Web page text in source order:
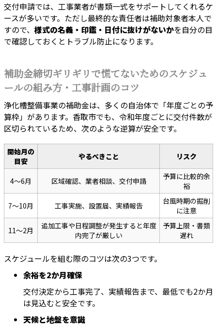
交付申請では、工事業者が書類一式をサポートしてくれるケ
ースが多いです。ただし最終的な責任者は補助対象者本人で
すので、 様式の名義・印鑑・日付に抜けがないかを自分の目
で確認しておくとトラブル防止になります。
補助金締切ギリギリで慌てないためのスケジュ
ールの組み方・工事計画のコツ
浄化槽整備事業の補助金は、多くの自治体で「年度ごとの予
算枠」があります。香取市でも、令和年度ごとに交付件数が
区切られているため、次のような逆算が安全です。
開始月の
目安
やるべきこと リスク
4～6月 区域確認、業者相談、交付申請
予算に比較的余
裕
7～10月 工事実施、設置届、実績報告
台風時期の掘削
に注意
11～2月
追加工事や日程調整が発生すると年度
内完了が厳しい
予算上限・書類
遅れ
スケジュールを組む際のコツは次の3つです。
余裕を2か月確保
交付決定から工事完了、実績報告まで、最低でも2か月
は見込むと安全です。
天候と地盤を意識